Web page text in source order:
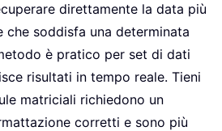
direttamente la data più
che soddisfa una determinata
è pratico per set di dati
risultati in tempo reale. Tieni
matriciali richiedono un
corretti e sono più